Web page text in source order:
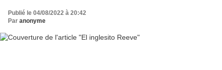
Publié le 04/08/2022 à 20:42
Par anonyme